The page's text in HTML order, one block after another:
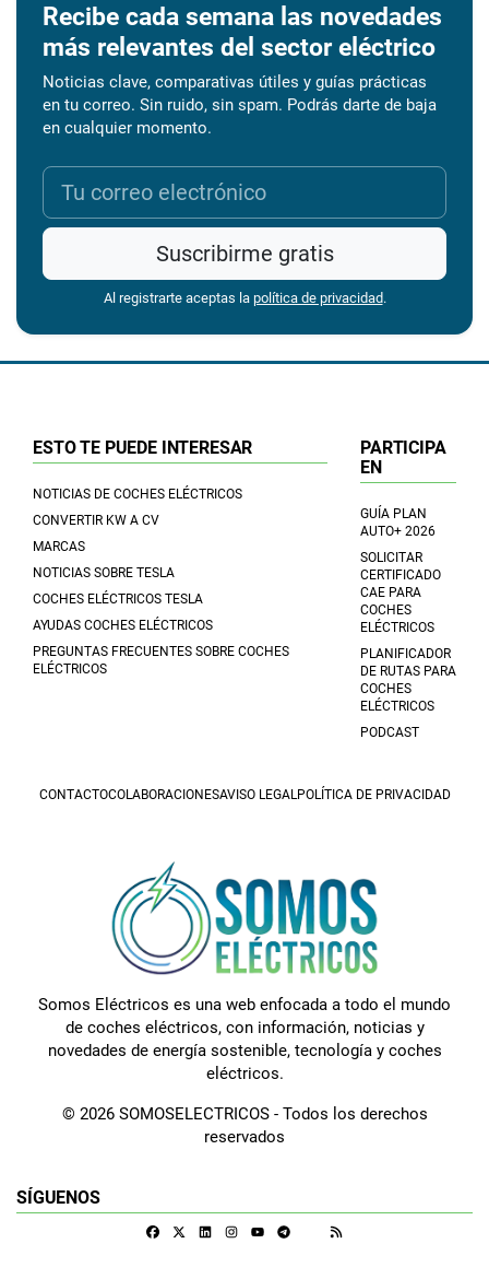
Recibe cada semana las novedades
más relevantes del sector eléctrico
Noticias clave, comparativas útiles y guías prácticas
en tu correo. Sin ruido, sin spam. Podrás darte de baja
en cualquier momento.
Suscribirme gratis
Al registrarte aceptas la política de privacidad.
ESTO TE PUEDE INTERESAR
NOTICIAS DE COCHES ELÉCTRICOS
CONVERTIR KW A CV
MARCAS
NOTICIAS SOBRE TESLA
COCHES ELÉCTRICOS TESLA
AYUDAS COCHES ELÉCTRICOS
PREGUNTAS FRECUENTES SOBRE COCHES
ELÉCTRICOS
PARTICIPA
EN
GUÍA PLAN
AUTO+ 2026
SOLICITAR
CERTIFICADO
CAE PARA
COCHES
ELÉCTRICOS
PLANIFICADOR
DE RUTAS PARA
COCHES
ELÉCTRICOS
PODCAST
CONTACTOCOLABORACIONESAVISO LEGALPOLÍTICA DE PRIVACIDAD
Somos Eléctricos es una web enfocada a todo el mundo
de coches eléctricos, con información, noticias y
novedades de energía sostenible, tecnología y coches
eléctricos.
© 2026 SOMOSELECTRICOS - Todos los derechos
reservados
SÍGUENOS
FacebookLinkedinInstagramTelegram
Google Discover